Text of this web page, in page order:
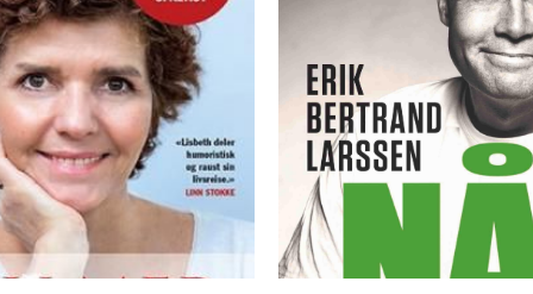
rystende historier
parallellsamfunn i
politikere og
under teppet. Få
enn han.
Jan Bøhler snakker
pensjonister og
Østkantfolk er en
som bryr seg om
skriver: «Jeg
ISBN
Utgivelsesår
Bokformat
Antall sider
Litteraturtype